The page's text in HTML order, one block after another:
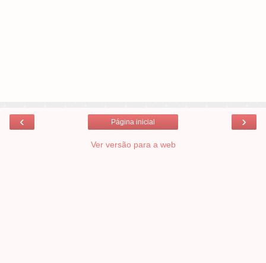
‹ ›
Página inicial
Ver versão para a web